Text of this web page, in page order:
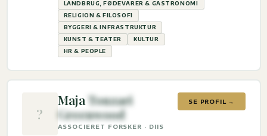
LANDBRUG, FØDEVARER & GASTRONOMI
RELIGION & FILOSOFI
BYGGERI & INFRASTRUKTUR
KUNST & TEATER
KULTUR
HR & PEOPLE
?
Maja Touzari
Greenwood
ASSOCIERET FORSKER · DIIS
SE PROFIL →